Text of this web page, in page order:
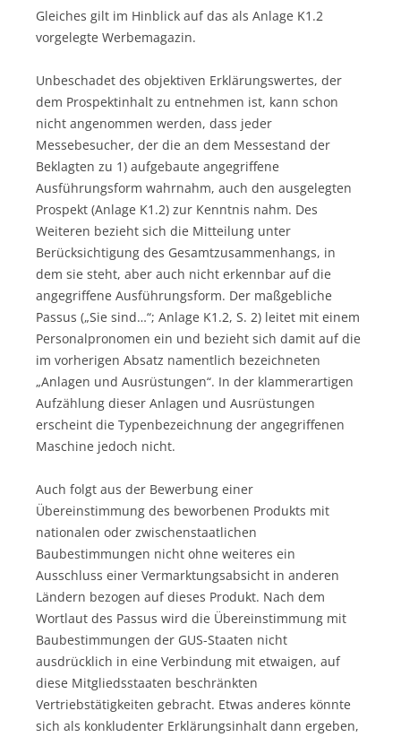
Gleiches gilt im Hinblick auf das als Anlage K1.2
vorgelegte Werbemagazin.
Unbeschadet des objektiven Erklärungswertes, der
dem Prospektinhalt zu entnehmen ist, kann schon
nicht angenommen werden, dass jeder
Messebesucher, der die an dem Messestand der
Beklagten zu 1) aufgebaute angegriffene
Ausführungsform wahrnahm, auch den ausgelegten
Prospekt (Anlage K1.2) zur Kenntnis nahm. Des
Weiteren bezieht sich die Mitteilung unter
Berücksichtigung des Gesamtzusammenhangs, in
dem sie steht, aber auch nicht erkennbar auf die
angegriffene Ausführungsform. Der maßgebliche
Passus („Sie sind…“; Anlage K1.2, S. 2) leitet mit einem
Personalpronomen ein und bezieht sich damit auf die
im vorherigen Absatz namentlich bezeichneten
„Anlagen und Ausrüstungen“. In der klammerartigen
Aufzählung dieser Anlagen und Ausrüstungen
erscheint die Typenbezeichnung der angegriffenen
Maschine jedoch nicht.
Auch folgt aus der Bewerbung einer
Übereinstimmung des beworbenen Produkts mit
nationalen oder zwischenstaatlichen
Baubestimmungen nicht ohne weiteres ein
Ausschluss einer Vermarktungsabsicht in anderen
Ländern bezogen auf dieses Produkt. Nach dem
Wortlaut des Passus wird die Übereinstimmung mit
Baubestimmungen der GUS-Staaten nicht
ausdrücklich in eine Verbindung mit etwaigen, auf
diese Mitgliedsstaaten beschränkten
Vertriebstätigkeiten gebracht. Etwas anderes könnte
sich als konkludenter Erklärungsinhalt dann ergeben,